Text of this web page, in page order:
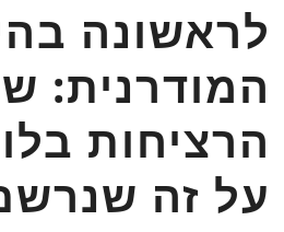
לראשונה
המודרנית:
הרציחות
על זה